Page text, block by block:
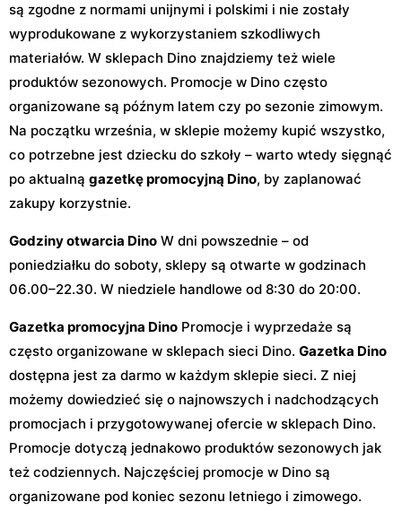
są zgodne z normami unijnymi i polskimi i nie zostały
wyprodukowane z wykorzystaniem szkodliwych
materiałów. W sklepach Dino znajdziemy też wiele
produktów sezonowych. Promocje w Dino często
organizowane są późnym latem czy po sezonie zimowym.
Na początku września, w sklepie możemy kupić wszystko,
co potrzebne jest dziecku do szkoły – warto wtedy sięgnąć
po aktualną gazetkę promocyjną Dino, by zaplanować
zakupy korzystnie.
Godziny otwarcia Dino W dni powszednie – od
poniedziałku do soboty, sklepy są otwarte w godzinach
06.00–22.30. W niedziele handlowe od 8:30 do 20:00.
Gazetka promocyjna Dino Promocje i wyprzedaże są
często organizowane w sklepach sieci Dino. Gazetka Dino
dostępna jest za darmo w każdym sklepie sieci. Z niej
możemy dowiedzieć się o najnowszych i nadchodzących
promocjach i przygotowywanej ofercie w sklepach Dino.
Promocje dotyczą jednakowo produktów sezonowych jak
też codziennych. Najczęściej promocje w Dino są
organizowane pod koniec sezonu letniego i zimowego.